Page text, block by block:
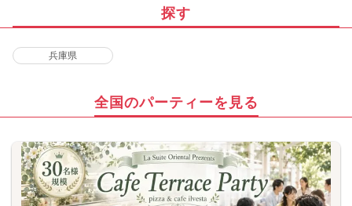
探す
兵庫県
全国のパーティーを見る